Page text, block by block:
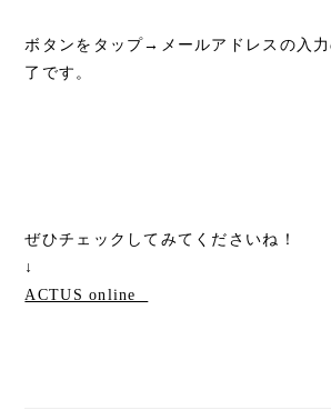
ボタンをタップ→メールアドレスの入力
了です。
ぜひチェックしてみてくださいね！
↓
ACTUS online